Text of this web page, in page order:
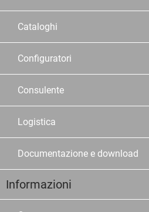
Cataloghi
Configuratori
Consulente
Logistica
Documentazione e download
Informazioni